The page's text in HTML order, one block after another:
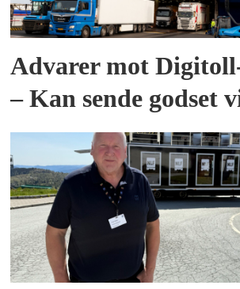
Advarer mot
– Kan sende godset